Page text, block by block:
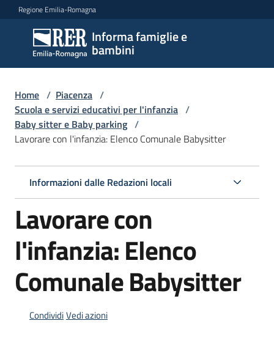
Vai al contenuto
Vai alla navigazione
Vai al footer
Regione Emilia-Romagna
Informa famiglie e
bambini
Informa
famiglie
e
bambini
Argomenti
Servizi
Centri
per
Informazioni
Home / Piacenza /
Scuola e servizi educativi per l'infanzia /
Baby sitter e Baby parking /
Lavorare con l'infanzia: Elenco Comunale Babysitter
Informazioni dalle Redazioni locali
Lavorare con
l'infanzia: Elenco
Comunale Babysitter
CondividiVedi azioni